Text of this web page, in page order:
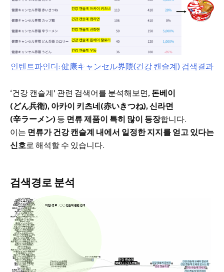
인텐트파인더: 健康キャンセル界隈(건강 캔슬계) 검색결과
‘건강 캔슬계’ 관련 검색어를 분석해보면, 돈베이
(どん兵衛), 아카이 키츠네(赤いきつね), 신라면
(辛ラーメン) 등 면류 제품이 특히 많이 등장합니다.
이는 면류가 건강 캔슬계 내에서 일정한 지지를 얻고 있다는
신호 로 해석할 수 있습니다.
검색경로 분석